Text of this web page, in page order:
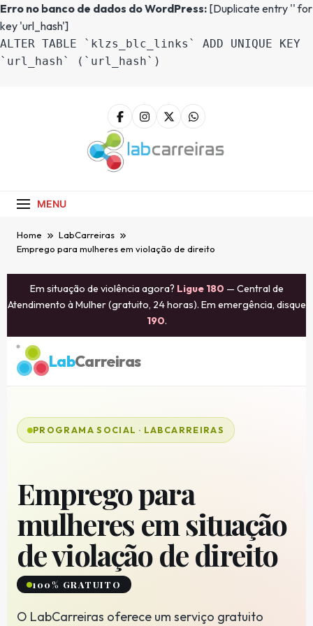
Erro no banco de dados do WordPress: [Duplicate entry '' for
key 'url_hash']
ALTER TABLE `klzs_blc_links` ADD UNIQUE KEY
`url_hash` (`url_hash`)
MENU
Home
LabCarreiras
Emprego para mulheres em violação de direito
Em situação de violência agora? Ligue 180 — Central de
Atendimento à Mulher (gratuito, 24 horas). Em emergência, disque
190.
LabCarreiras
PROGRAMA SOCIAL · LABCARREIRAS
Emprego para
mulheres em situação
de violação de direito
100% GRATUITO
O LabCarreiras oferece um serviço gratuito